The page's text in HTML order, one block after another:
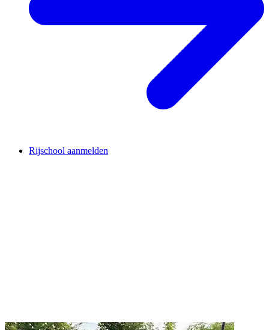
Rijschool aanmelden